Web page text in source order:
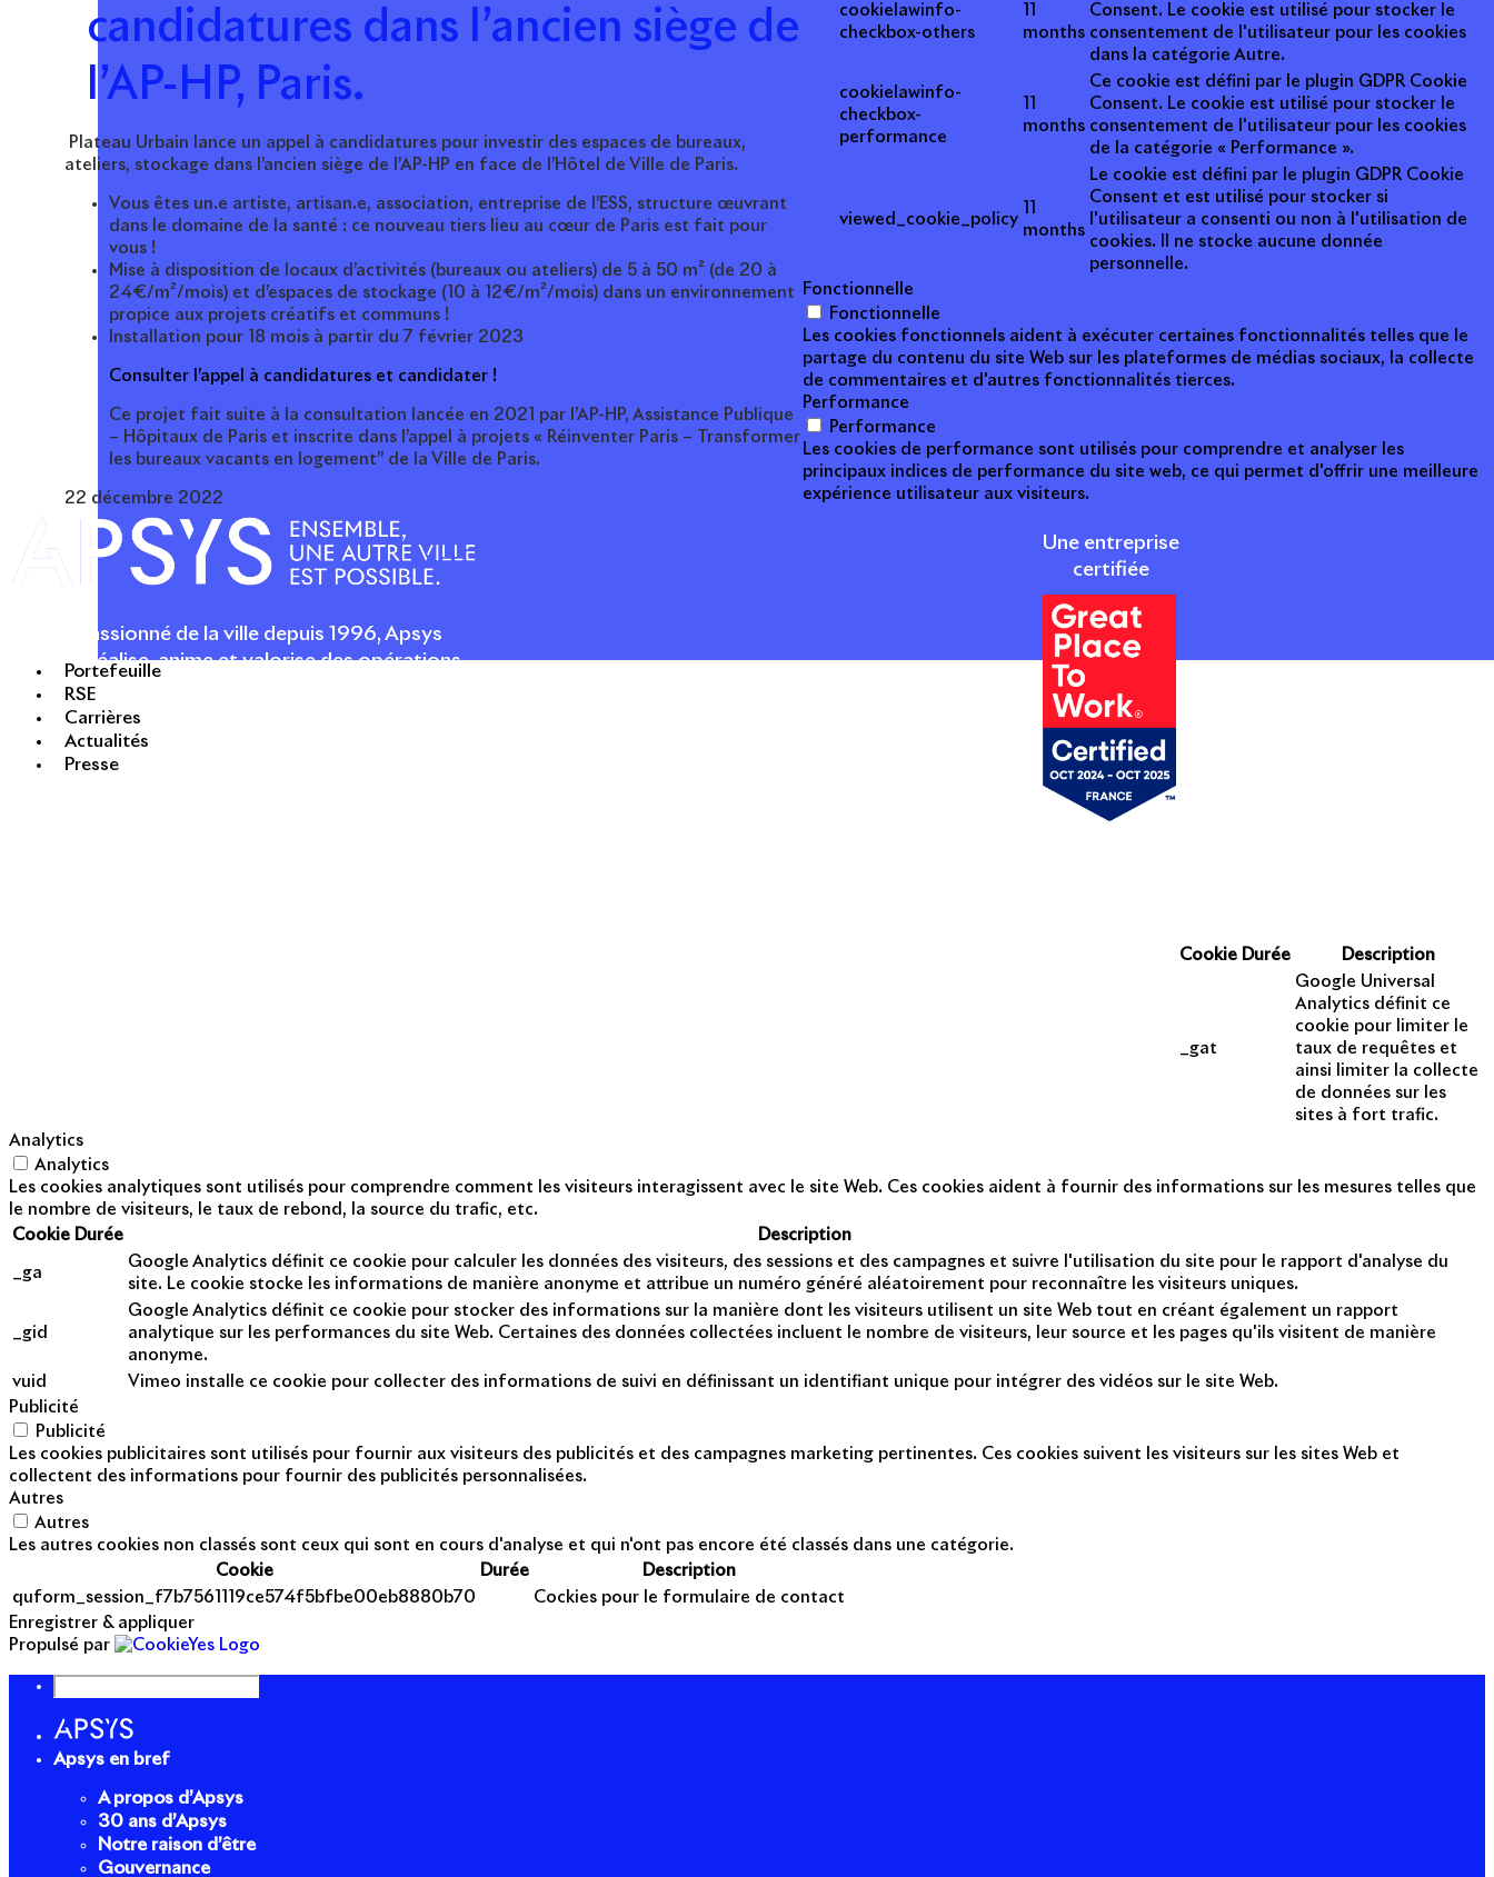
Portefeuille
RSE
Carrières
Actualités
Presse
candidatures dans l’ancien siège de
l’AP-HP, Paris.
Plateau Urbain lance un appel à candidatures pour investir des espaces de bureaux,
ateliers, stockage dans l’ancien siège de l’AP-HP en face de l’Hôtel de Ville de Paris.
Vous êtes un.e artiste, artisan.e, association, entreprise de l’ESS, structure œuvrant
dans le domaine de la santé : ce nouveau tiers lieu au cœur de Paris est fait pour
vous !
Mise à disposition de locaux d’activités (bureaux ou ateliers) de 5 à 50 m² (de 20 à
24€/m²/mois) et d’espaces de stockage (10 à 12€/m²/mois) dans un environnement
propice aux projets créatifs et communs !
Installation pour 18 mois à partir du 7 février 2023
Consulter l’appel à candidatures et candidater !
Ce projet fait suite à la consultation lancée en 2021 par l’AP-HP, Assistance Publique
– Hôpitaux de Paris et inscrite dans l’appel à projets « Réinventer Paris – Transformer
les bureaux vacants en logement” de la Ville de Paris.
22 décembre 2022
Acteur passionné de la ville depuis 1996, Apsys
conçoit, réalise, anime et valorise des opérations
urbaines à forte valeur ajoutée dans toutes les
fonctions : polarités mixtes, commerces, bureaux,
logements, hôtellerie, etc.
Une entreprise
certifiée
cookielawinfo-
checkbox-others
months
Consent. Le cookie est utilisé pour stocker le
consentement de l'utilisateur pour les cookies
dans la catégorie Autre.
cookielawinfo-
checkbox-
performance
months
Ce cookie est défini par le plugin GDPR Cookie
Consent. Le cookie est utilisé pour stocker le
consentement de l'utilisateur pour les cookies
de la catégorie « Performance ».
viewed_cookie_policy
months
Le cookie est défini par le plugin GDPR Cookie
Consent et est utilisé pour stocker si
l'utilisateur a consenti ou non à l'utilisation de
cookies. Il ne stocke aucune donnée
personnelle.
Fonctionnelle
Fonctionnelle
Les cookies fonctionnels aident à exécuter certaines fonctionnalités telles que le
partage du contenu du site Web sur les plateformes de médias sociaux, la collecte
de commentaires et d'autres fonctionnalités tierces.
Performance
Performance
Les cookies de performance sont utilisés pour comprendre et analyser les
principaux indices de performance du site web, ce qui permet d'offrir une meilleure
expérience utilisateur aux visiteurs.
Cookie Durée Description
_gat
Google Universal
Analytics définit ce
cookie pour limiter le
taux de requêtes et
ainsi limiter la collecte
de données sur les
sites à fort trafic.
Analytics
Analytics
Les cookies analytiques sont utilisés pour comprendre comment les visiteurs interagissent avec le site Web. Ces cookies aident à fournir des informations sur les mesures telles que
le nombre de visiteurs, le taux de rebond, la source du trafic, etc.
Cookie Durée Description
_ga
Google Analytics définit ce cookie pour calculer les données des visiteurs, des sessions et des campagnes et suivre l'utilisation du site pour le rapport d'analyse du
site. Le cookie stocke les informations de manière anonyme et attribue un numéro généré aléatoirement pour reconnaître les visiteurs uniques.
_gid
Google Analytics définit ce cookie pour stocker des informations sur la manière dont les visiteurs utilisent un site Web tout en créant également un rapport
analytique sur les performances du site Web. Certaines des données collectées incluent le nombre de visiteurs, leur source et les pages qu'ils visitent de manière
anonyme.
vuid
Vimeo installe ce cookie pour collecter des informations de suivi en définissant un identifiant unique pour intégrer des vidéos sur le site Web.
Publicité
Publicité
Les cookies publicitaires sont utilisés pour fournir aux visiteurs des publicités et des campagnes marketing pertinentes. Ces cookies suivent les visiteurs sur les sites Web et
collectent des informations pour fournir des publicités personnalisées.
Autres
Autres
Les autres cookies non classés sont ceux qui sont en cours d'analyse et qui n'ont pas encore été classés dans une catégorie.
Cookie
Durée
Description
quform_session_f7b7561119ce574f5bfbe00eb8880b70
Cockies pour le formulaire de contact
Enregistrer & appliquer
Propulsé par
Apsys en bref
A propos d’Apsys
30 ans d’Apsys
Notre raison d’être
Gouvernance